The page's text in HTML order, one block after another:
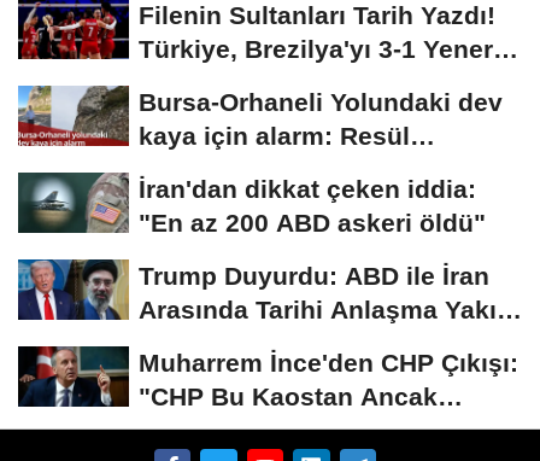
Filenin Sultanları Tarih Yazdı!
Türkiye, Brezilya'yı 3-1 Yenerek
Bursa-Orhaneli Yolundaki dev
kaya için alarm: Resül
Kaplan'dan yetkililere...
İran'dan dikkat çeken iddia:
"En az 200 ABD askeri öldü"
Trump Duyurdu: ABD ile İran
Arasında Tarihi Anlaşma Yakın!
Muharrem İnce'den CHP Çıkışı:
"CHP Bu Kaostan Ancak
Üyelerle Genel...